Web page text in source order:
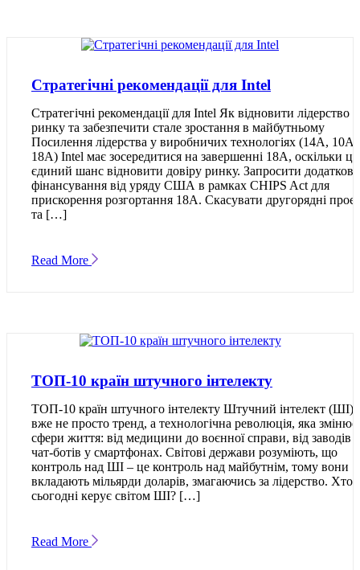
Стратегічні рекомендації для Intel
Стратегічні рекомендації для Intel Як відновити лідерство
ринку та забезпечити стале зростання в майбутньому
Посилення лідерства у виробничих технологіях (14A, 10A,
18A) Intel має зосередитися на завершенні 18A, оскільки це
єдиний шанс відновити довіру ринку. Запросити додаткове
фінансування від уряду США в рамках CHIPS Act для
прискорення розгортання 18A. Скасувати другорядні
та […]
Read More
ТОП-10 країн штучного інтелекту
ТОП-10 країн штучного інтелекту Штучний інтелект (ШІ)
вже не просто тренд, а технологічна революція, яка змінює
сфери життя: від медицини до воєнної справи, від заводів
чат-ботів у смартфонах. Світові держави розуміють, що
контроль над ШІ – це контроль над майбутнім, тому вони
вкладають мільярди доларів, змагаючись за лідерство. Хто
сьогодні керує світом ШІ? […]
Read More